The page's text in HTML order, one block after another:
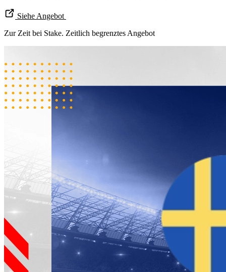
Siehe Angebot
Zur Zeit bei Stake. Zeitlich begrenztes Angebot